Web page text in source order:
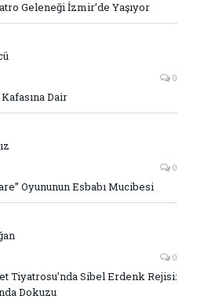
Geleneği İzmir’de Yaşıyor
0
Dair
0
Oyununun Esbabı Mucibesi
0
Tiyatrosu’nda Sibel Erdenk Rejisi:
Dokuzu